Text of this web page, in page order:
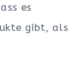
es
gibt, als